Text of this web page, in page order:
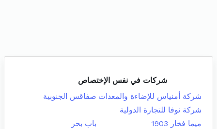
شركات في نفس الإختصاص
شركة أمنياس للإضاءة والمعدات صفاقس الجنوبية
شركة نوفا للتجارة الدولية
ميما فخار 1903
باب بحر